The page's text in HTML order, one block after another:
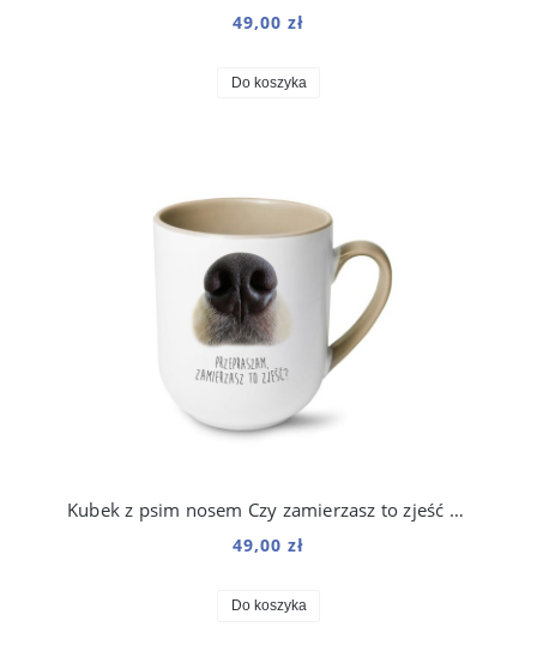
49,00 zł
Do koszyka
Kubek z psim nosem Czy zamierzasz to zjeść 250 ml
49,00 zł
Do koszyka